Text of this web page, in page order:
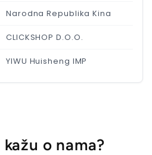
Narodna Republika Kina
CLICKSHOP D.O.O.
YIWU Huisheng IMP
o nama?